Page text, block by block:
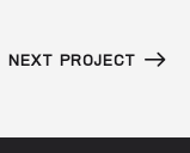
NEXT PROJECT